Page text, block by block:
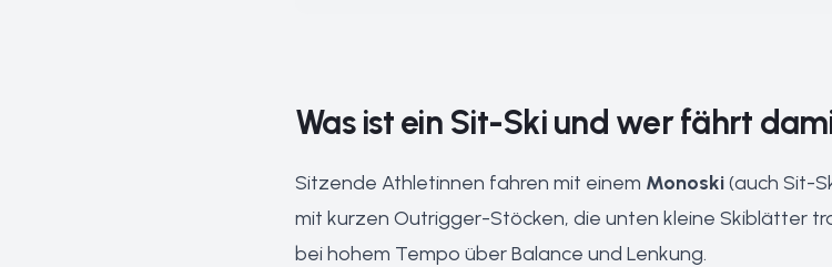
Was ist ein Sit-Ski und wer fährt
Sitzende Athletinnen fahren mit einem Monoski(auch Sit-
mit kurzen Outrigger-Stöcken, die unten kleine Skiblätter
bei hohem Tempo über Balance und Lenkung.